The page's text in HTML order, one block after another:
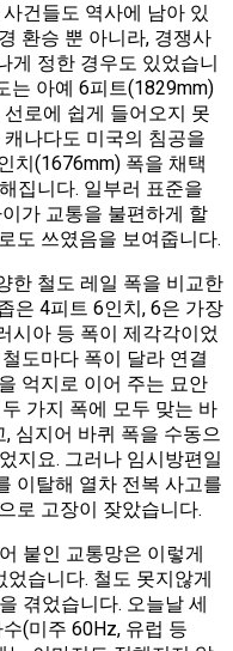
건들도 역사에 남아 있
환승 뿐 아니라, 경쟁사
게 정한 경우도 있었습니
는 아예 6피트(1829mm)
로에 쉽게 들어오지 못
나다도 미국의 침공을
치(1676mm) 폭을 채택
집니다​. 일부러 표준을
가 교통을 불편하게 할
도 쓰였음을 보여줍니다.
한 철도 레일 폭을 비교한
은 4피트 6인치, 6은 가장
시아 등 폭이 제각각이었
도마다 폭이 달라 연결
억지로 이어 주는 묘안
가지 폭에 모두 맞는 바
​, 심지어 바퀴 폭을 수동으
지요​. 그러나 임시방편일
이탈해 열차 전복 사고를
로 고장이 잦았습니다​.
붙인 교통망은 이렇게
습니다. 철도 못지않게
겪었습니다. 오늘날 세
(미주 60Hz, 유럽 등